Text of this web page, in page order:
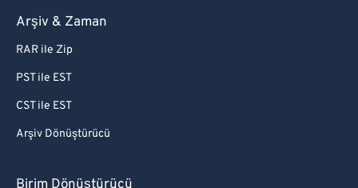
Arşiv & Zaman
RAR ile Zip
PST ile EST
CST ile EST
Arşiv Dönüştürücü